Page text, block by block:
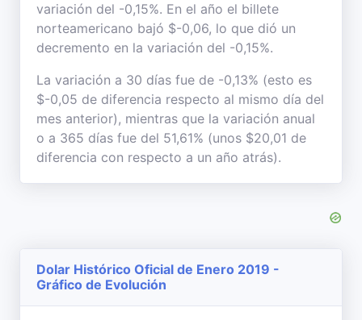
variación del -0,15%. En el año el billete
norteamericano bajó $-0,06, lo que dió un
decremento en la variación del -0,15%.
La variación a 30 días fue de -0,13% (esto es
$-0,05 de diferencia respecto al mismo día del
mes anterior), mientras que la variación anual
o a 365 días fue del 51,61% (unos $20,01 de
diferencia con respecto a un año atrás).
Dolar Histórico Oficial de Enero 2019 -
Gráfico de Evolución